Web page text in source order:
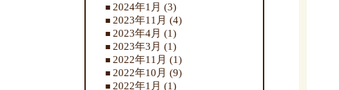
2024年1月 (3)
2023年11月 (4)
2023年4月 (1)
2023年3月 (1)
2022年11月 (1)
2022年10月 (9)
2022年1月 (1)